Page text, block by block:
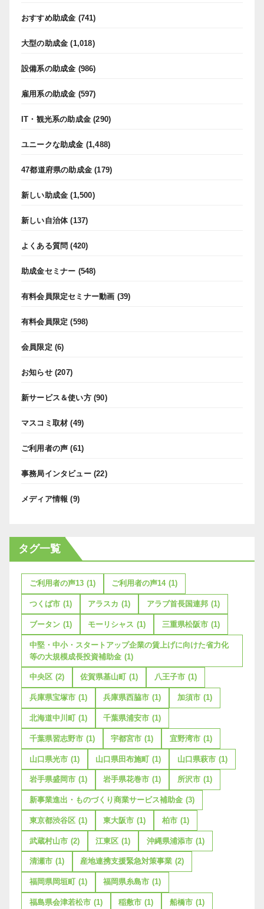
おすすめ助成金 (741)
大型の助成金 (1,018)
設備系の助成金 (986)
雇用系の助成金 (597)
IT・観光系の助成金 (290)
ユニークな助成金 (1,488)
47都道府県の助成金 (179)
新しい助成金 (1,500)
新しい自治体(137)
よくある質問 (420)
助成金セミナー (548)
有料会員限定セミナー動画 (39)
有料会員限定 (598)
会員限定 (6)
お知らせ(207)
新サービス＆使い方(90)
マスコミ取材 (49)
ご利用者の声 (61)
事務局インタビュー(22)
メディア情報 (9)
タグ一覧
ご利用者の声13 (1) ご利用者の声14 (1)
つくば市 (1) アラスカ (1) アラブ首長国連邦 (1)
ブータン (1) モーリシャス (1) 三重県松阪市 (1)
中堅・中小・スタートアップ企業の賃上げに向けた省力化
等の大規模成長投資補助金 (1)
中央区 (2) 佐賀県基山町 (1) 八王子市 (1)
兵庫県宝塚市 (1) 兵庫県西脇市 (1) 加須市 (1)
北海道中川町 (1) 千葉県浦安市 (1)
千葉県習志野市 (1) 宇都宮市 (1) 宜野湾市 (1)
山口県光市 (1) 山口県田布施町 (1) 山口県萩市 (1)
岩手県盛岡市 (1) 岩手県花巻市 (1) 所沢市 (1)
新事業進出・ものづくり商業サービス補助金 (3)
東京都渋谷区 (1) 東大阪市 (1) 柏市 (1)
武蔵村山市 (2) 江東区 (1) 沖縄県浦添市 (1)
清瀬市 (1) 産地連携支援緊急対策事業 (2)
福岡県岡垣町 (1) 福岡県糸島市 (1)
福島県会津若松市 (1) 稲敷市 (1) 船橋市 (1)